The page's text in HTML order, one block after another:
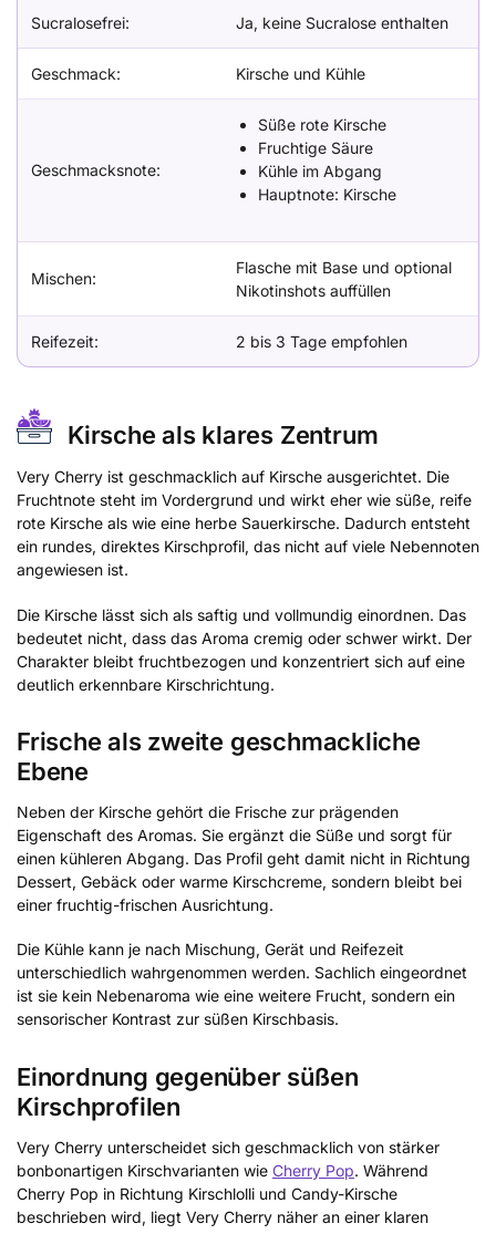
Sucralosefrei: Ja, keine Sucralose enthalten
Geschmack: Kirsche und Kühle
Geschmacksnote:
Süße rote Kirsche
Fruchtige Säure
Kühle im Abgang
Hauptnote: Kirsche
Mischen:
Flasche mit Base und optional
Nikotinshots auffüllen
Reifezeit: 2 bis 3 Tage empfohlen
Kirsche als klares Zentrum
Very Cherry ist geschmacklich auf Kirsche ausgerichtet. Die
Fruchtnote steht im Vordergrund und wirkt eher wie süße, reife
rote Kirsche als wie eine herbe Sauerkirsche. Dadurch entsteht
ein rundes, direktes Kirschprofil, das nicht auf viele Nebennoten
angewiesen ist.
Die Kirsche lässt sich als saftig und vollmundig einordnen. Das
bedeutet nicht, dass das Aroma cremig oder schwer wirkt. Der
Charakter bleibt fruchtbezogen und konzentriert sich auf eine
deutlich erkennbare Kirschrichtung.
Frische als zweite geschmackliche
Ebene
Neben der Kirsche gehört die Frische zur prägenden
Eigenschaft des Aromas. Sie ergänzt die Süße und sorgt für
einen kühleren Abgang. Das Profil geht damit nicht in Richtung
Dessert, Gebäck oder warme Kirschcreme, sondern bleibt bei
einer fruchtig-frischen Ausrichtung.
Die Kühle kann je nach Mischung, Gerät und Reifezeit
unterschiedlich wahrgenommen werden. Sachlich eingeordnet
ist sie kein Nebenaroma wie eine weitere Frucht, sondern ein
sensorischer Kontrast zur süßen Kirschbasis.
Einordnung gegenüber süßen
Kirschprofilen
Very Cherry unterscheidet sich geschmacklich von stärker
bonbonartigen Kirschvarianten wie Cherry Pop. Während
Cherry Pop in Richtung Kirschlolli und Candy-Kirsche
beschrieben wird, liegt Very Cherry näher an einer klaren